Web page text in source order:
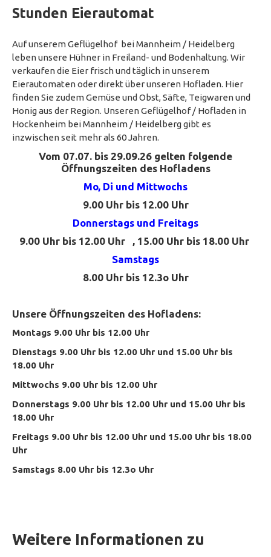
Stunden Eierautomat
Auf unserem Geflügelhof bei Mannheim / Heidelberg
leben unsere Hühner in Freiland- und Bodenhaltung. Wir
verkaufen die Eier frisch und täglich in unserem
Eierautomaten oder direkt über unseren Hofladen. Hier
finden Sie zudem Gemüse und Obst, Säfte, Teigwaren und
Honig aus der Region. Unseren Geflügelhof / Hofladen in
Hockenheim bei Mannheim / Heidelberg gibt es
inzwischen seit mehr als 60 Jahren.
Vom 07.07. bis 29.09.26 gelten folgende
Öffnungszeiten des Hofladens
Mo, Di und Mittwochs
9.00 Uhr bis 12.00 Uhr
Donnerstags und Freitags
9.00 Uhr bis 12.00 Uhr , 15.00 Uhr bis 18.00 Uhr
Samstags
8.00 Uhr bis 12.3o Uhr
Unsere Öffnungszeiten des Hofladens:
Montags 9.00 Uhr bis 12.00 Uhr
Dienstags 9.00 Uhr bis 12.00 Uhr und 15.00 Uhr bis
18.00 Uhr
Mittwochs 9.00 Uhr bis 12.00 Uhr
Donnerstags 9.00 Uhr bis 12.00 Uhr und 15.00 Uhr bis
18.00 Uhr
Freitags 9.00 Uhr bis 12.00 Uhr und 15.00 Uhr bis 18.00
Uhr
Samstags 8.00 Uhr bis 12.3o Uhr
Weitere Informationen zu